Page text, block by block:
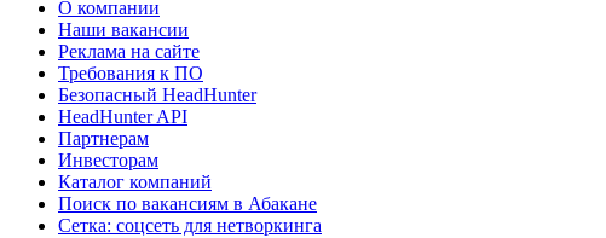
О компании
Наши вакансии
Реклама на сайте
Требования к ПО
Безопасный HeadHunter
HeadHunter API
Партнерам
Инвесторам
Каталог компаний
Поиск по вакансиям в Абакане
Сетка: соцсеть для нетворкинга